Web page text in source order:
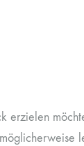
erzielen